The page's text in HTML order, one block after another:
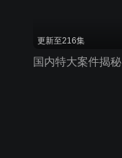
更新至216集
国内特大案件揭秘